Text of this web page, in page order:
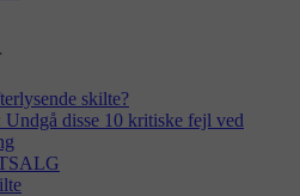
skilte?
disse 10 kritiske fejl ved